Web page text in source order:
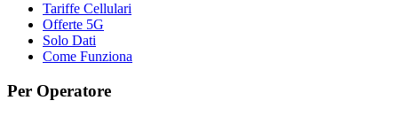
Tariffe Cellulari
Offerte 5G
Solo Dati
Come Funziona
Per Operatore